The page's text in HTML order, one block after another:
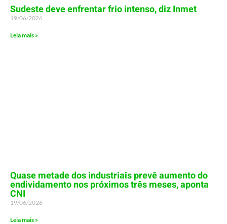
Sudeste deve enfrentar frio intenso, diz Inmet
19/06/2026
Leia mais »
Quase metade dos industriais prevê aumento do
endividamento nos próximos três meses, aponta
CNI
19/06/2026
Leia mais »